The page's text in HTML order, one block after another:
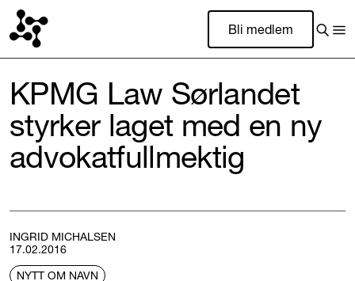
Bli medlem
KPMG Law Sørlandet
styrker laget med en ny
advokatfullmektig
INGRID MICHALSEN
17.02.2016
NYTT OM NAVN